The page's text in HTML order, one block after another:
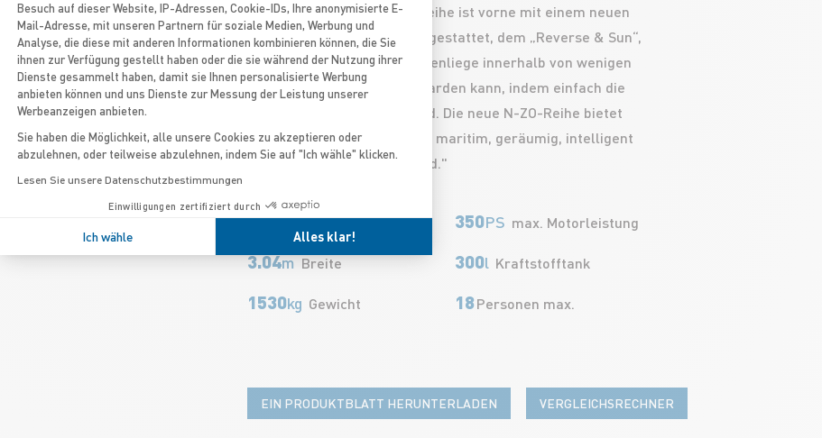
modulierbar. Die N-ZO-Reihe ist vorne mit einem neuen
Sonnenliegensystem ausgestattet, dem „Reverse & Sun“,
mit dem eine breite Sonnenliege innerhalb von wenigen
Sekunden eingerichtet warden kann, indem einfach die
Struktur aufgeklappt wird. Die neue N-ZO-Reihe bietet
Boote die zugleich schön, maritim, geräumig, intelligent
und besonders sicher sind."
7.6m Länge
3.04m Breite
1530kg Gewicht
350PS max. Motorleistung
300l Kraftstofftank
18Personen max.
EIN PRODUKTBLATT HERUNTERLADEN VERGLEICHSRECHNER
Besuch auf dieser Website, IP-Adressen, Cookie-IDs, Ihre anonymisierte E-
Mail-Adresse, mit unseren Partnern für soziale Medien, Werbung und
Analyse, die diese mit anderen Informationen kombinieren können, die Sie
ihnen zur Verfügung gestellt haben oder die sie während der Nutzung ihrer
Dienste gesammelt haben, damit sie Ihnen personalisierte Werbung
anbieten können und uns Dienste zur Messung der Leistung unserer
Werbeanzeigen anbieten.
Sie haben die Möglichkeit, alle unsere Cookies zu akzeptieren oder
abzulehnen, oder teilweise abzulehnen, indem Sie auf "Ich wähle" klicken.
Lesen Sie unsere Datenschutzbestimmungen
Einwilligungen zertifiziert durch
Ich wähle Alles klar!
Axeptio consent